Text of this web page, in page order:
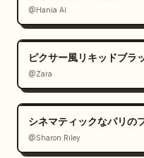
@Hania Ai
ピクサー風リキッドブラ
@Zara
シネマティックなパリの
@Sharon Riley